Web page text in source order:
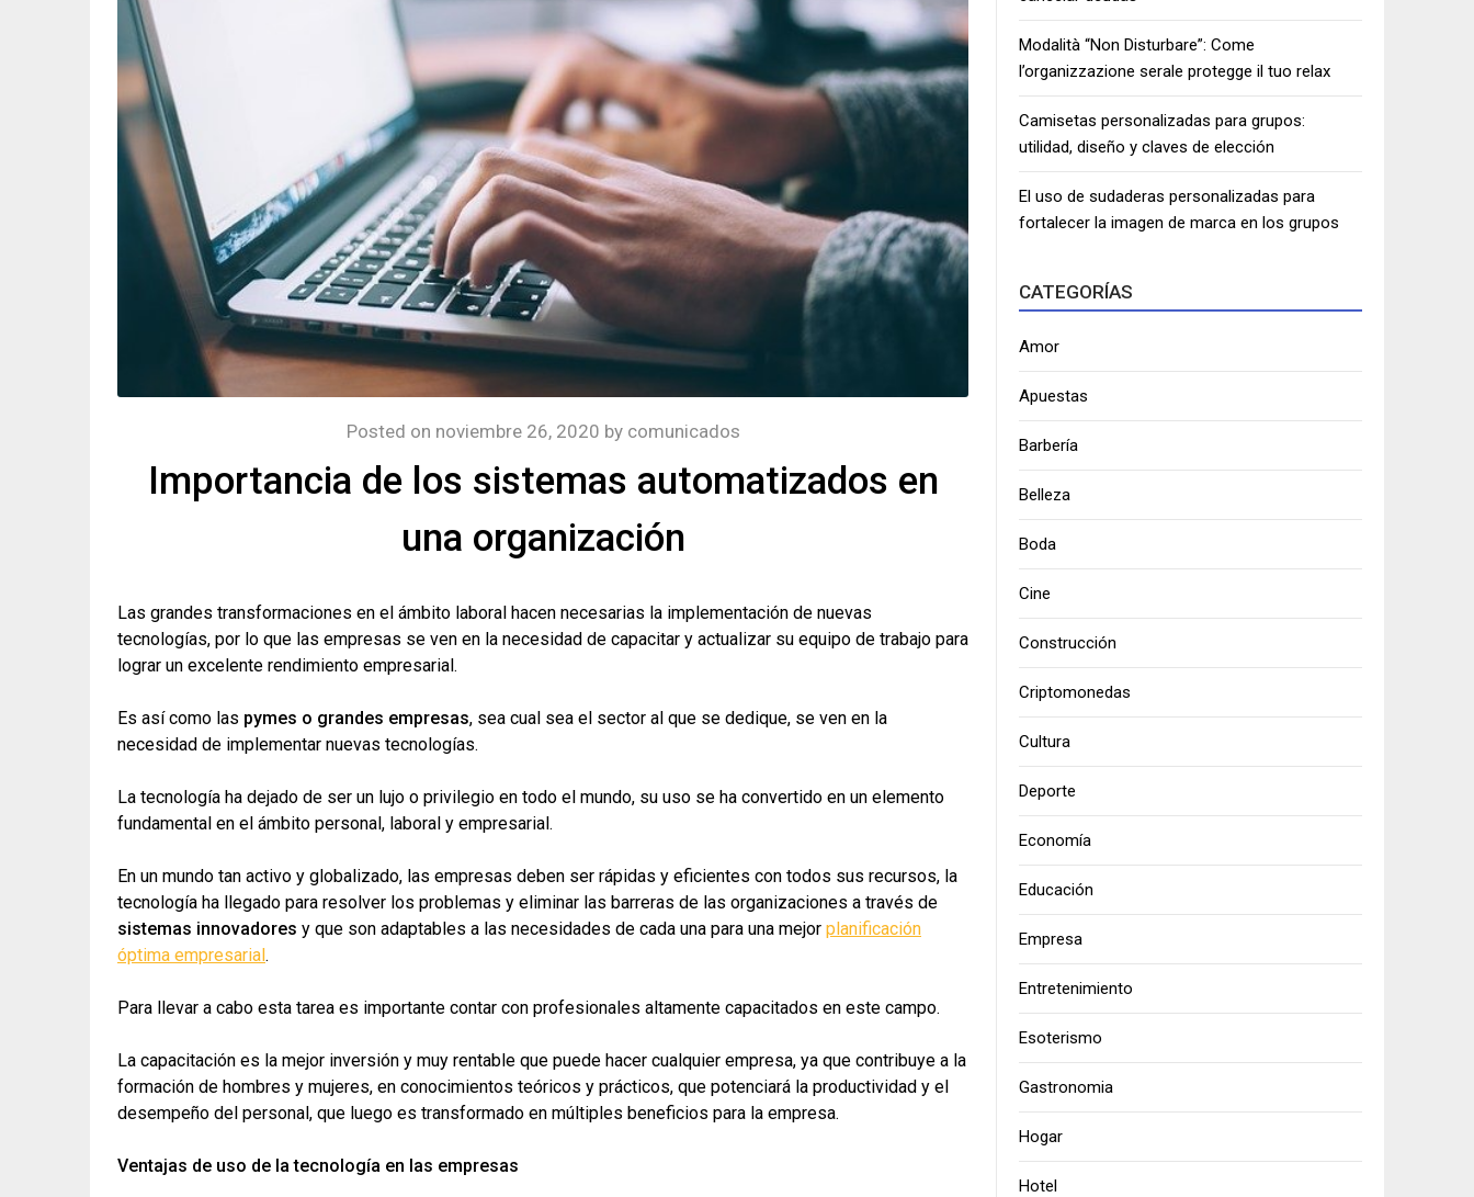
Importancia de los sistemas automatizados en
una organización
Posted on noviembre 26, 2020 by comunicados
Las grandes transformaciones en el ámbito laboral hacen necesarias la implementación de nuevas
tecnologías, por lo que las empresas se ven en la necesidad de capacitar y actualizar su equipo de trabajo para
lograr un excelente rendimiento empresarial.
Es así como las pymes o grandes empresas, sea cual sea el sector al que se dedique, se ven en la
necesidad de implementar nuevas tecnologías.
La tecnología ha dejado de ser un lujo o privilegio en todo el mundo, su uso se ha convertido en un elemento
fundamental en el ámbito personal, laboral y empresarial.
En un mundo tan activo y globalizado, las empresas deben ser rápidas y eficientes con todos sus recursos, la
tecnología ha llegado para resolver los problemas y eliminar las barreras de las organizaciones a través de
sistemas innovadores y que son adaptables a las necesidades de cada una para una mejor planificación
óptima empresarial .
Para llevar a cabo esta tarea es importante contar con profesionales altamente capacitados en este campo.
La capacitación es la mejor inversión y muy rentable que puede hacer cualquier empresa, ya que contribuye a la
formación de hombres y mujeres, en conocimientos teóricos y prácticos, que potenciará la productividad y el
desempeño del personal, que luego es transformado en múltiples beneficios para la empresa.
Ventajas de uso de la tecnología en las empresas
Modalità “Non Disturbare”: Come
l’organizzazione serale protegge il tuo relax
Camisetas personalizadas para grupos:
utilidad, diseño y claves de elección
El uso de sudaderas personalizadas para
fortalecer la imagen de marca en los grupos
CATEGORÍAS
Amor
Apuestas
Barbería
Belleza
Boda
Cine
Construcción
Criptomonedas
Cultura
Deporte
Economía
Educación
Empresa
Entretenimiento
Esoterismo
Gastronomia
Hogar
Hotel